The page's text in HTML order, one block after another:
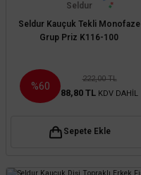
Seldur
Seldur Kauçuk Tekli Monofaze
Grup Priz K116-100
%60
222,00 TL
88,80 TL KDV DAHİL
Sepete Ekle